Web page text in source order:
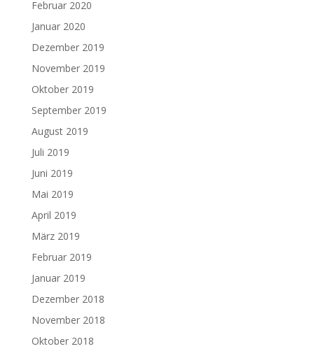
Februar 2020
Januar 2020
Dezember 2019
November 2019
Oktober 2019
September 2019
August 2019
Juli 2019
Juni 2019
Mai 2019
April 2019
März 2019
Februar 2019
Januar 2019
Dezember 2018
November 2018
Oktober 2018